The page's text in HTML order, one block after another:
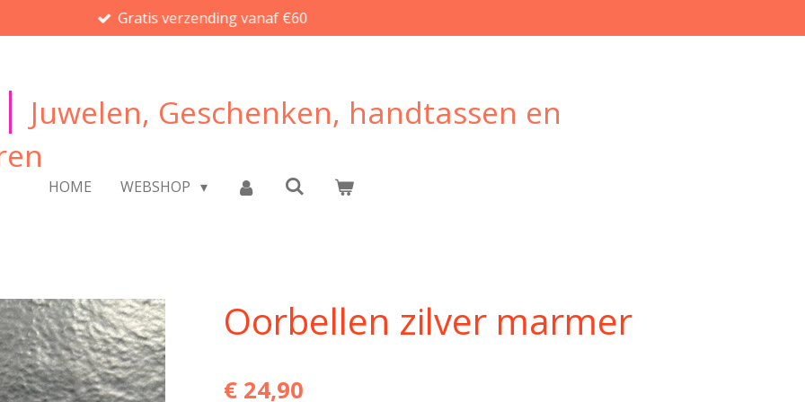
Gratis verzending vanaf €60
| Juwelen, Geschenken, handtassen en
HOME WEBSHOP
Oorbellen zilver marmer
€ 24,90